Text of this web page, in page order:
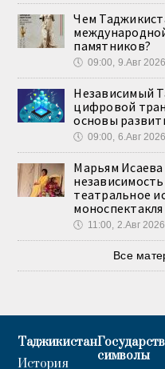
Чем
памятников?
🕔 09:00, 9.Авг 2026
Независимый
цифровой
основы
🕔 09:00, 6.Авг 2026
Марьям Исаева
театральное
🕔 11:00, 2.Авг 2026
Все
Таджикистан
История
символы